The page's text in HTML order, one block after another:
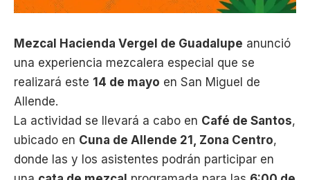
Mezcal Hacienda Vergel de Guadalupe anunció
una experiencia mezcalera especial que se
realizará este 14 de mayo en San Miguel de
Allende.
La actividad se llevará a cabo en Café de Santos,
ubicado en Cuna de Allende 21, Zona Centro,
donde las y los asistentes podrán participar en